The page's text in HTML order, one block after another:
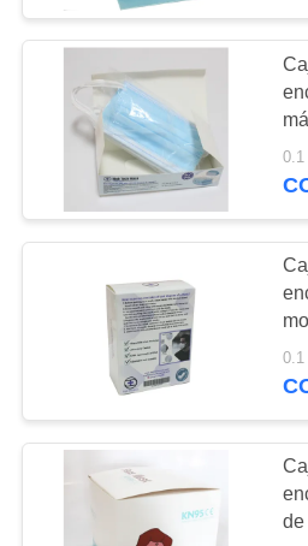
VIAJE
FÁBRICA
CONTROL
DE
CALIDAD
ÉNTRENOS
EN
CONTACTO
cajas
cajas de
acanaladas
0.1
0.1
de